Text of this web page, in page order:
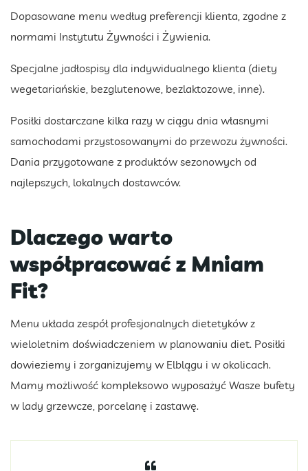
Dopasowane menu według preferencji klienta, zgodne z
normami Instytutu Żywności i Żywienia.
Specjalne jadłospisy dla indywidualnego klienta (diety
wegetariańskie, bezglutenowe, bezlaktozowe, inne).
Posiłki dostarczane kilka razy w ciągu dnia własnymi
samochodami przystosowanymi do przewozu żywności.
Dania przygotowane z produktów sezonowych od
najlepszych, lokalnych dostawców.
Dlaczego warto
współpracować z Mniam
Fit?
Menu układa zespół profesjonalnych dietetyków z
wieloletnim doświadczeniem w planowaniu diet. Posiłki
dowieziemy i zorganizujemy w Elblągu i w okolicach.
Mamy możliwość kompleksowo wyposażyć Wasze bufety
w lady grzewcze, porcelanę i zastawę.